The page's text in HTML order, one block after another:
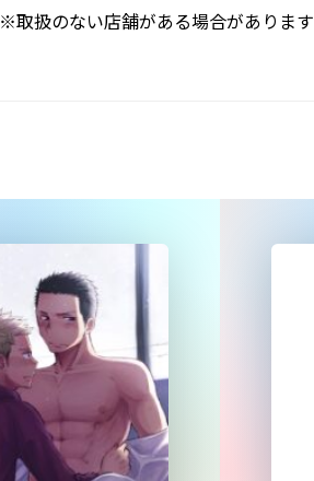
※取扱のない店舗がある場合があります